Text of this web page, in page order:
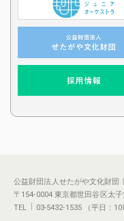
公益財団法人せたがや文化財団
〒154-0004 東京都世田谷区太
TEL
03-5432-1535 （平日：